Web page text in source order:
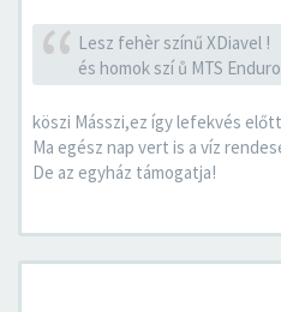
Lesz fehèr színű XDiavel !
és homok szí ů MTS Enduro
köszi Másszi,ez így lefekvés
Ma egész nap vert is a víz
De az egyház támogatja!